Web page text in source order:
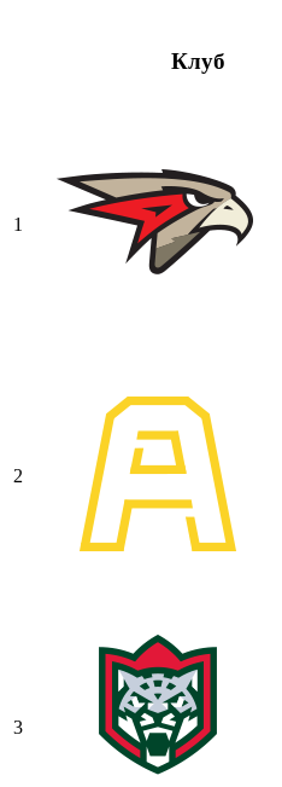
Клуб
1
2
3